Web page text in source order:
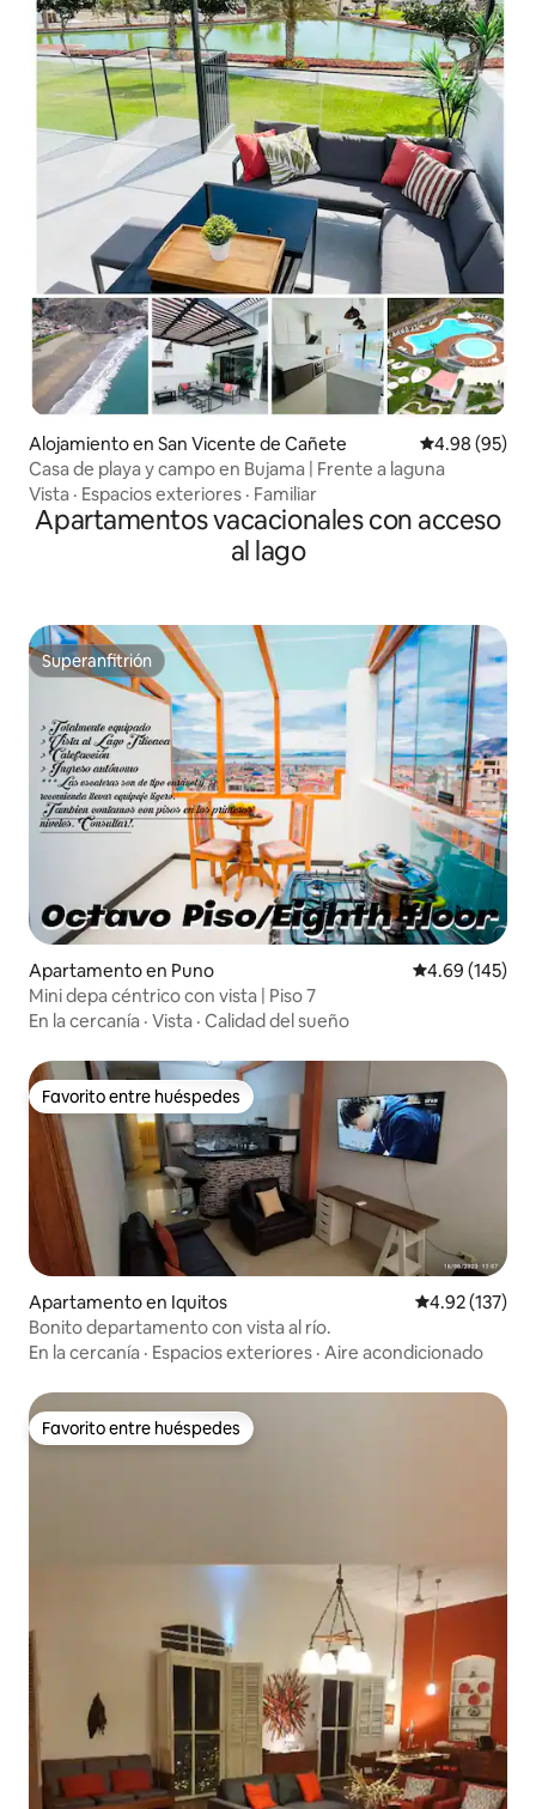
Alojamiento en San Vicente de Cañete Calificación
4.98 (95)
Casa de playa y campo en Bujama | Frente a laguna
Vista · Espacios exteriores · Familiar
Apartamentos vacacionales con acceso
al lago
Superanfitrión
Superanfitrión
Apartamento en Puno Calificación
4.69 (145)
Mini depa céntrico con vista | Piso 7
En la cercanía · Vista · Calidad del sueño
Favorito entre huéspedes
Favorito entre huéspedes
Apartamento en Iquitos Calificación
4.92 (137)
Bonito departamento con vista al río.
En la cercanía · Espacios exteriores · Aire acondicionado
Favorito entre huéspedes
Favorito entre huéspedes